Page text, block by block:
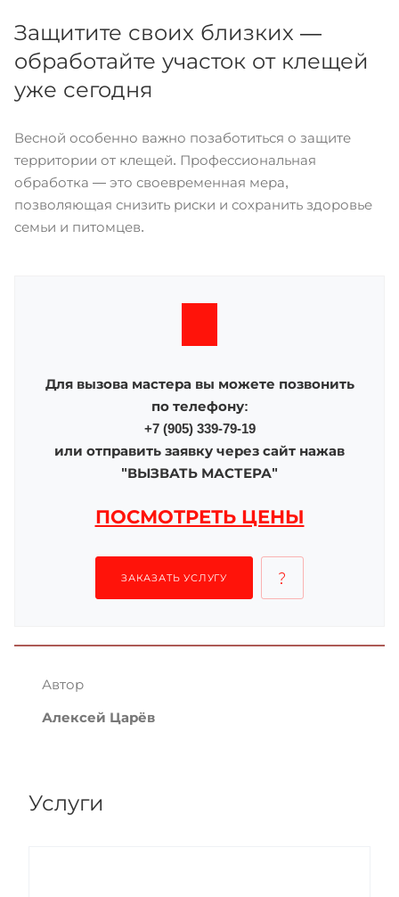
Защитите своих близких —
обработайте участок от клещей
уже сегодня
Весной особенно важно позаботиться о защите
территории от клещей. Профессиональная
обработка — это своевременная мера,
позволяющая снизить риски и сохранить здоровье
семьи и питомцев.
Для вызова мастера вы можете позвонить
по телефону:
+7 (905) 339-79-19
или отправить заявку через сайт нажав
"ВЫЗВАТЬ МАСТЕРА"
ПОСМОТРЕТЬ ЦЕНЫ
ЗАКАЗАТЬ УСЛУГУ
Автор
Алексей Царёв
Услуги